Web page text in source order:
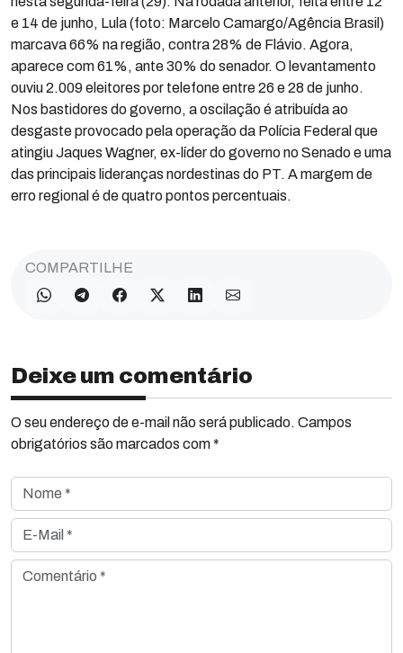
e 14 de junho, Lula (foto: Marcelo Camargo/Agência Brasil)
marcava 66% na região, contra 28% de Flávio. Agora,
aparece com 61%, ante 30% do senador. O levantamento
ouviu 2.009 eleitores por telefone entre 26 e 28 de junho.
Nos bastidores do governo, a oscilação é atribuída ao
desgaste provocado pela operação da Polícia Federal que
atingiu Jaques Wagner, ex-líder do governo no Senado e uma
das principais lideranças nordestinas do PT. A margem de
erro regional é de quatro pontos percentuais.
COMPARTILHE
Deixe um comentário
O seu endereço de e-mail não será publicado. Campos
obrigatórios são marcados com *
Nome *
E-Mail *
Comentário *